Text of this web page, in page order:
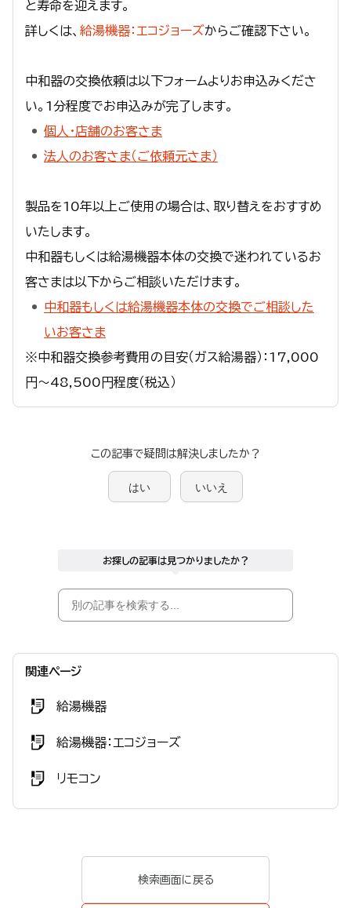
と寿命を迎えます。
詳しくは、 給湯機器：エコジョーズからご確認下さい。
中和器の交換依頼は以下フォームよりお申込みくださ
い。1分程度でお申込みが完了します。
個人・店舗のお客さま
法人のお客さま（ご依頼元さま）
製品を10年以上ご使用の場合は、取り替えをおすすめ
いたします。
中和器もしくは給湯機器本体の交換で迷われているお
客さまは以下からご相談いただけます。
中和器もしくは給湯機器本体の交換でご相談した
いお客さま
※中和器交換参考費用の目安（ガス給湯器）：17,000
円～48,500円程度（税込）
この記事で疑問は解決しましたか？
はい いいえ
お探しの記事は見つかりましたか？
関連ページ
給湯機器
給湯機器：エコジョーズ
リモコン
検索画面に戻る